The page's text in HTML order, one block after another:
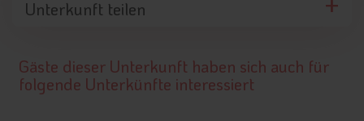
Unterkunft teilen
Gäste dieser Unterkunft haben sich auch für
folgende Unterkünfte interessiert